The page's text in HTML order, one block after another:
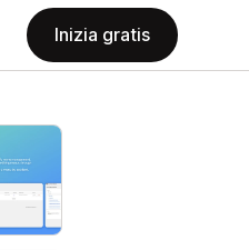
Inizia gratis